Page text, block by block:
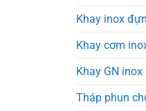
Khay inox
Khay cơm
Khay GN inox
Tháp phun